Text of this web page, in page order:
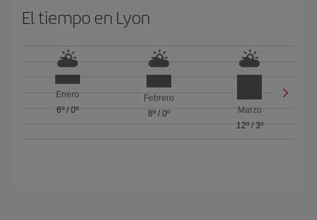
El tiempo en Lyon
Enero
6º/ 0º
Febrero
8º/ 0º
Marzo
12º/ 3º